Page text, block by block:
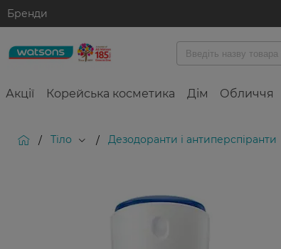
Бренди
Акції Корейська косметика Дім Обличчя
/ Тіло / Дезодоранти і антиперспіранти